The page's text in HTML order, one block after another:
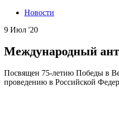
Новости
9 Июл '20
Международный
Посвящен 75-летию Победы в
проведению в Российской